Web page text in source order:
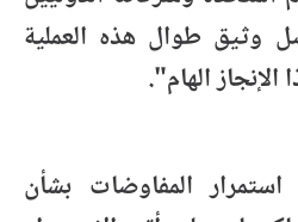
وثيق طوال هذه العملية
الهام".
المفاوضات بشأن